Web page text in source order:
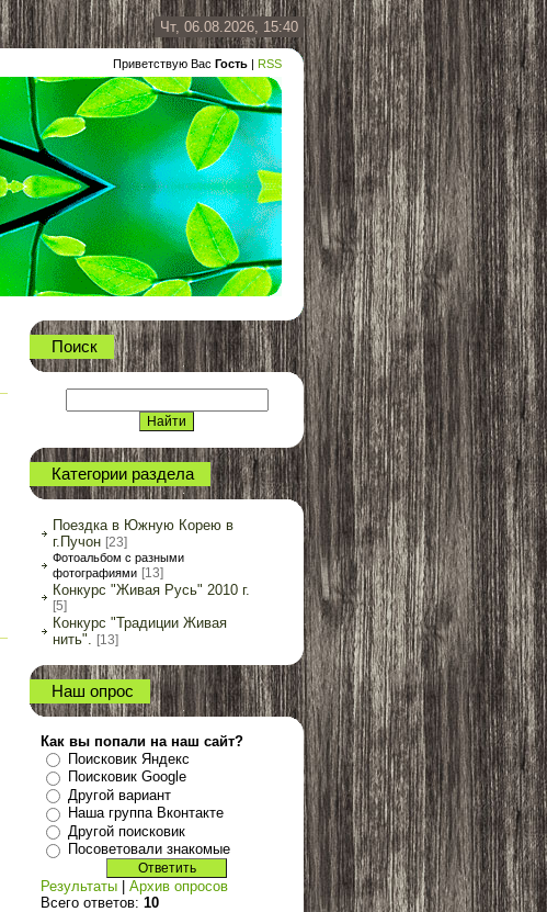
Чт, 06.08.2026, 15:40
Приветствую Вас Гость | RSS
Поиск
Категории раздела
Поездка в Южную Корею в
г.Пучон [23]
Фотоальбом с разными
фотографиями [13]
Конкурс "Живая Русь" 2010 г.
[5]
Конкурс "Традиции Живая
нить". [13]
Наш опрос
Как вы попали на наш сайт?
Поисковик Яндекс
Поисковик Google
Другой вариант
Наша группа Вконтакте
Другой поисковик
Посоветовали знакомые
Результаты
Архив опросов
Всего ответов: 10